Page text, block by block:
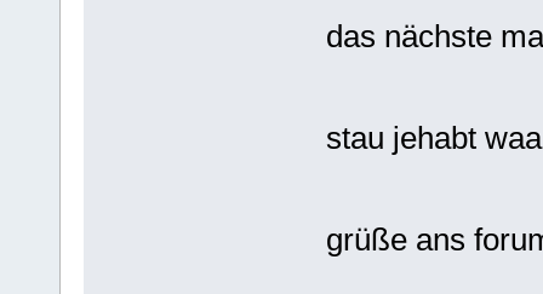
das nächste
stau jehabt
grüße ans